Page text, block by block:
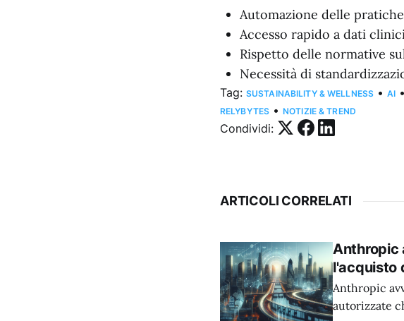
Automazione delle
Accesso rapido a dati
Rispetto delle normative
Necessità di
Tag: SUSTAINABILITY & WELLNESS • AI •
RELYBYTES • NOTIZIE & TREND
Condividi:
ARTICOLI CORRELATI
Anthropic
l'acquisto
Anthropic
autorizzate